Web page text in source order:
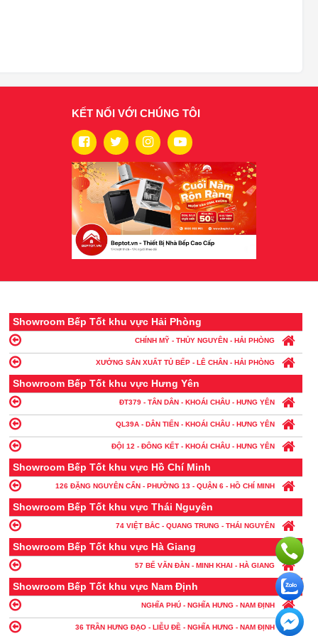
KẾT NỐI VỚI CHÚNG TÔI
Showroom Bếp Tốt khu vực Hải Phòng
CHÍNH MỸ - THỦY NGUYÊN - HẢI PHÒNG
XƯỞNG SẢN XUẤT TỦ BẾP - LÊ CHÂN - HẢI PHÒNG
Showroom Bếp Tốt khu vực Hưng Yên
ĐT379 - TÂN DÂN - KHOÁI CHÂU - HƯNG YÊN
QL39A - DÂN TIẾN - KHOÁI CHÂU - HƯNG YÊN
ĐỘI 12 - ĐÔNG KẾT - KHOÁI CHÂU - HƯNG YÊN
Showroom Bếp Tốt khu vực Hồ Chí Minh
126 ĐẶNG NGUYÊN CẨN - PHƯỜNG 13 - QUẬN 6 - HỒ CHÍ MINH
Showroom Bếp Tốt khu vực Thái Nguyên
74 VIỆT BẮC - QUANG TRUNG - THÁI NGUYÊN
Showroom Bếp Tốt khu vực Hà Giang
57 BẾ VĂN ĐÀN - MINH KHAI - HÀ GIANG
Showroom Bếp Tốt khu vực Nam Định
NGHĨA PHÚ - NGHĨA HƯNG - NAM ĐỊNH
36 TRẦN HƯNG ĐẠO - LIỄU ĐỀ - NGHĨA HƯNG - NAM ĐỊNH